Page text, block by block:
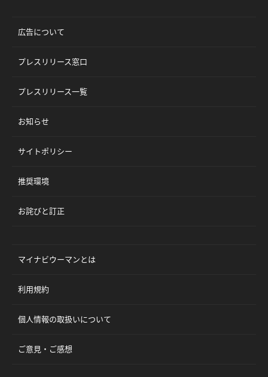
広告について
プレスリリース窓口
プレスリリース一覧
お知らせ
サイトポリシー
推奨環境
お詫びと訂正
マイナビウーマンとは
利用規約
個人情報の取扱いについて
ご意見・ご感想